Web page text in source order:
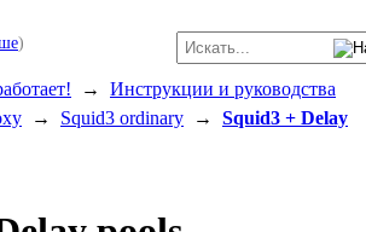
)
→ Инструкции и руководства
→ Squid3 ordinary → Squid3 + Delay